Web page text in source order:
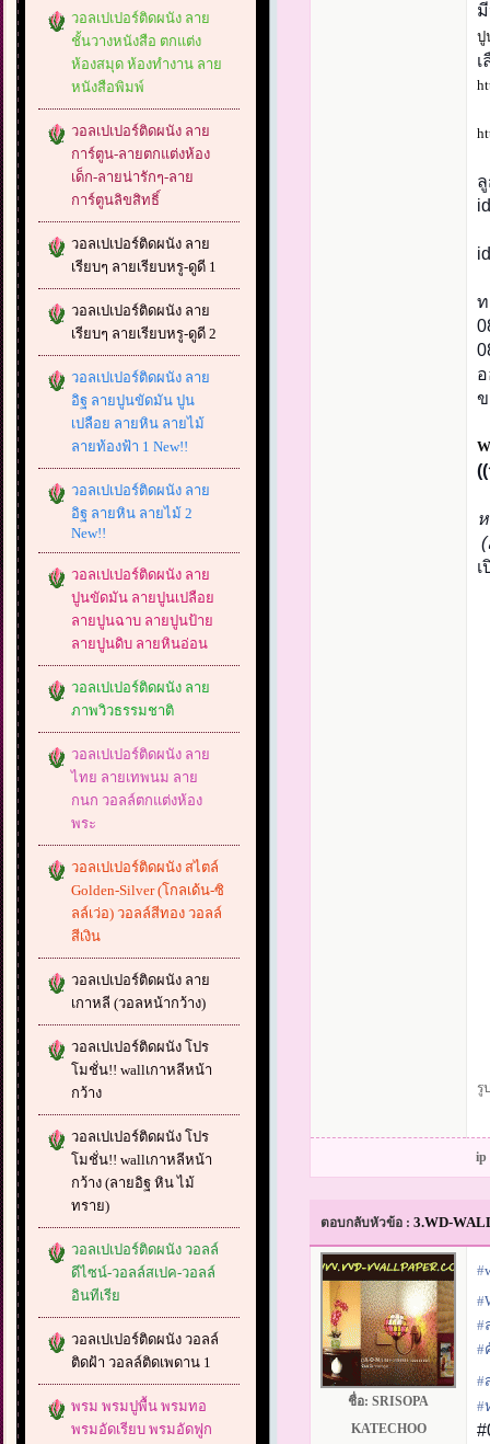
วอลเปเปอร์ติดผนัง ลาย
ชั้นวางหนังสือ ตกแต่ง
ห้องสมุด ห้องทำงาน ลาย
หนังสือพิมพ์
วอลเปเปอร์ติดผนัง ลาย
การ์ตูน-ลายตกแต่งห้อง
เด็ก-ลายน่ารักๆ-ลาย
การ์ตูนลิขสิทธิ์
วอลเปเปอร์ติดผนัง ลาย
เรียบๆ ลายเรียบหรู-ดูดี 1
วอลเปเปอร์ติดผนัง ลาย
เรียบๆ ลายเรียบหรู-ดูดี 2
วอลเปเปอร์ติดผนัง ลาย
อิฐ ลายปูนขัดมัน ปูน
เปลือย ลายหิน ลายไม้
ลายท้องฟ้า 1 New!!
วอลเปเปอร์ติดผนัง ลาย
อิฐ ลายหิน ลายไม้ 2
New!!
วอลเปเปอร์ติดผนัง ลาย
ปูนขัดมัน ลายปูนเปลือย
ลายปูนฉาบ ลายปูนป้าย
ลายปูนดิบ ลายหินอ่อน
วอลเปเปอร์ติดผนัง ลาย
ภาพวิวธรรมชาติ
วอลเปเปอร์ติดผนัง ลาย
ไทย ลายเทพนม ลาย
กนก วอลล์ตกแต่งห้อง
พระ
วอลเปเปอร์ติดผนัง สไตล์
Golden-Silver (โกลเด้น-ซิ
ลล์เว่อ) วอลล์สีทอง วอลล์
สีเงิน
วอลเปเปอร์ติดผนัง ลาย
เกาหลี (วอลหน้ากว้าง)
วอลเปเปอร์ติดผนัง โปร
โมชั่น!! wallเกาหลีหน้า
กว้าง
วอลเปเปอร์ติดผนัง โปร
โมชั่น!! wallเกาหลีหน้า
กว้าง (ลายอิฐ หิน ไม้
ทราย)
วอลเปเปอร์ติดผนัง วอลล์
ดีไซน์-วอลล์สเปค-วอลล์
อินทีเรีย
วอลเปเปอร์ติดผนัง วอลล์
ติดฝ้า วอลล์ติดเพดาน 1
พรม พรมปูพื้น พรมทอ
พรมอัดเรียบ พรมอัดฟูก
ปู
ท
รู
ตอบกลับหัวข้อ : 3.WD-
ชื่อ: SRISOPA
KATECHOO
#‎
#‎
#‎
#‎
#‎
#‎